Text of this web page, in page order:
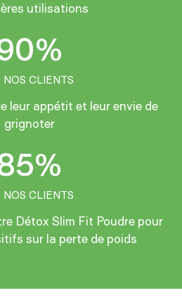
utilisations
NOS CLIENTS
leur appétit et leur envie de
grignoter
NOS CLIENTS
Détox Slim Fit Poudre pour
sur la perte de poids